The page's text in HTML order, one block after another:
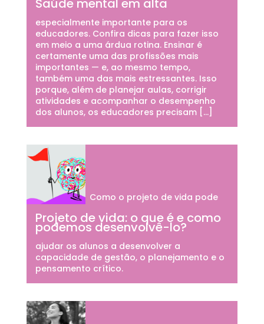
Saúde mental em alta
especialmente importante para os
educadores. Confira dicas para fazer isso
em meio a uma árdua rotina. Ensinar é
certamente uma das profissões mais
importantes — e, ao mesmo tempo,
também uma das mais estressantes. Isso
porque, além de planejar aulas, corrigir
atividades e acompanhar o desempenho
dos alunos, os educadores precisam […]
Projeto de vida: o que é e como
podemos desenvolvê-lo?
Como o projeto de vida pode
ajudar os alunos a desenvolver a
capacidade de gestão, o planejamento e o
pensamento crítico.